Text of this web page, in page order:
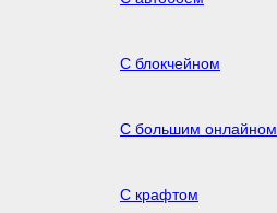
С блокчейном
С большим онлайном
С крафтом